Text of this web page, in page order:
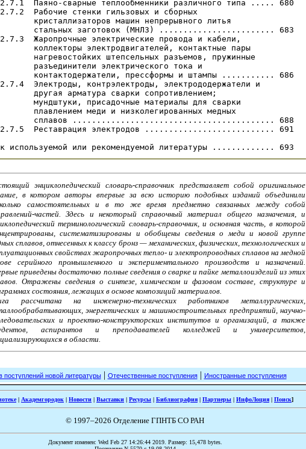
Паяно-сварные теплообменники различного типа ..... 680
Рабочие стенки гильзовых и сборных
кристаллизаторов машин непрерывного литья
стальных заготовок (МНЛЗ) ........................ 683
Жаропрочные электрические провода и кабели,
коллекторы электродвигателей, контактные пары
нагревостойких штепсельных разъемов, пружинные
разъединители электрического тока и
контактодержатели, прессформы и штампы ........... 686
Электроды, контрэлектроды, электрододержатели и
другая арматура сварки сопротивлением;
мундштуки, присадочные материалы для сварки
плавлением меди и низколегированных медных
сплавов .......................................... 688
Реставрация электродов ........................... 691
энциклопедический словарь-справочник представляет собой оригинальное
в котором авторы впервые за всю историю подобных изданий объединили
самостоятельных и в то же время предметно связанных между собой
частей. Здесь и некоторый справочный материал общего назначения, и
терминологический словарь-справочник, и основная часть, в которой
систематизированы и обобщены сведения о меди и новой группе
сплавов, отнесенных к классу бронз — механических, физических, технологических и
свойствах жаропрочных тепло- и электропроводных сплавов на медной
серийного промышленного и экспериментального производств и назначений.
приведены достаточно полные сведения о сварке и пайке металлоизделий из этих
Отражены сведения о синтезе, химическом и фазовом составе, структуре и
состояния, лежащих в основе композиций материалов.
рассчитана на инженерно-технических работников металлургических,
энергетических и машиностроительных предприятий, научно-
и проектно-конструкторских институтов и организаций, а также
аспирантов и преподавателей колледжей и университетов,
в области.
поступлений новой литературы| Отечественные поступления| Иностранные поступления
| Академгородок | Новости | Выставки | Ресурсы | Библиография | Партнеры | ИнфоЛоция | Поиск]
© 1997–2026 Отделение ГПНТБ СО РАН
Документ изменен: Wed Feb 27 14:26:44 2019. Размер: 15,478 bytes.